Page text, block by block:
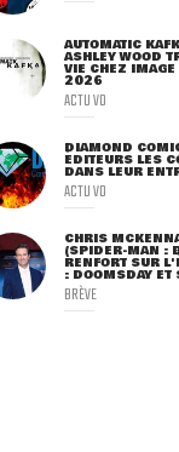
AUTOMATIC
ASHLEY WOOD
VIE CHEZ
2026
ACTU VO
DIAMOND
ÉDITEURS LES
DANS LEUR
ACTU VO
CHRIS
(SPIDER-MAN :
RENFORT SUR
: DOOMSDAY ET
BRÈVE